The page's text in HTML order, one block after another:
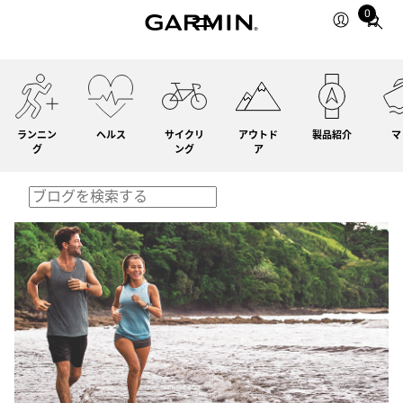
0
Total
ランニン
グ
ヘルス
サイクリ
ング
アウトド
ア
製品紹介